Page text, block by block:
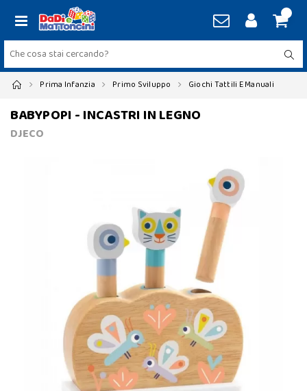
Prima Infanzia Primo Sviluppo Giochi Tattili E Manuali
BABYPOPI - INCASTRI IN LEGNO
DJECO